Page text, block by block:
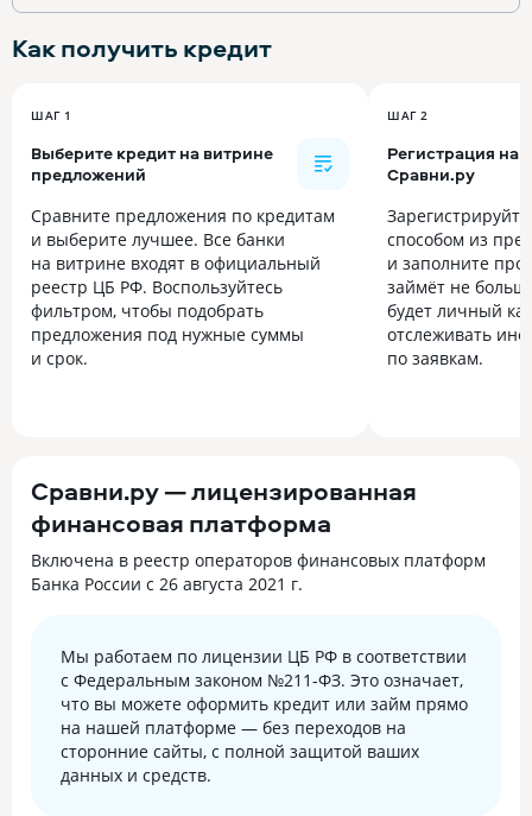
Как получить кредит
ШАГ 1
Выберите кредит на витрине
предложений
Сравните предложения по кредитам
и выберите лучшее. Все банки
на витрине входят в официальный
реестр ЦБ РФ. Воспользуйтесь
фильтром, чтобы подобрать
предложения под нужные суммы
и срок.
ШАГ 2
Регистрация на
Сравни.ру
способом из
и заполните
займёт не
будет личный
отслеживать
по заявкам.
Сравни.ру — лицензированная
финансовая платформа
Включена в реестр операторов финансовых платформ
Банка России с 26 августа 2021 г.
Мы работаем по лицензии ЦБ РФ в соответствии
с Федеральным законом №211-ФЗ. Это означает,
что вы можете оформить кредит или займ прямо
на нашей платформе — без переходов на
сторонние сайты, с полной защитой ваших
данных и средств.